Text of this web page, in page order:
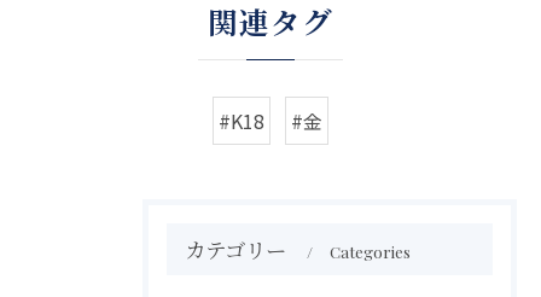
関連タグ
#K18 #金
カテゴリー Categories